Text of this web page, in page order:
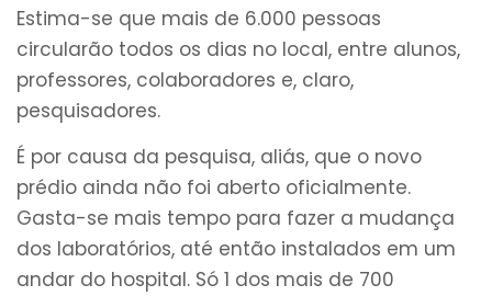
Estima-se que mais de 6.000 pessoas
circularão todos os dias no local, entre alunos,
professores, colaboradores e, claro,
pesquisadores.
É por causa da pesquisa, aliás, que o novo
prédio ainda não foi aberto oficialmente.
Gasta-se mais tempo para fazer a mudança
dos laboratórios, até então instalados em um
andar do hospital. Só 1 dos mais de 700